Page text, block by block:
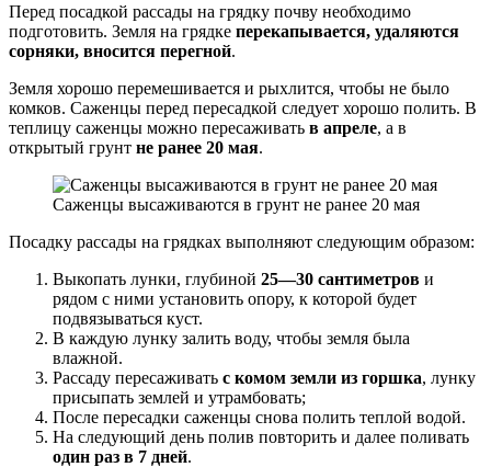
Перед посадкой рассады на грядку почву необходимо
подготовить. Земля на грядке перекапывается, удаляются
сорняки, вносится перегной.
Земля хорошо перемешивается и рыхлится, чтобы не было
комков. Саженцы перед пересадкой следует хорошо полить. В
теплицу саженцы можно пересаживать в апреле, а в
открытый грунт не ранее 20 мая.
Саженцы высаживаются в грунт не ранее 20 мая
Посадку рассады на грядках выполняют следующим образом:
Выкопать лунки, глубиной 25—30 сантиметров и
рядом с ними установить опору, к которой будет
подвязываться куст.
В каждую лунку залить воду, чтобы земля была
влажной.
Рассаду пересаживать с комом земли из горшка, лунку
присыпать землей и утрамбовать;
После пересадки саженцы снова полить теплой водой.
На следующий день полив повторить и далее поливать
один раз в 7 дней.